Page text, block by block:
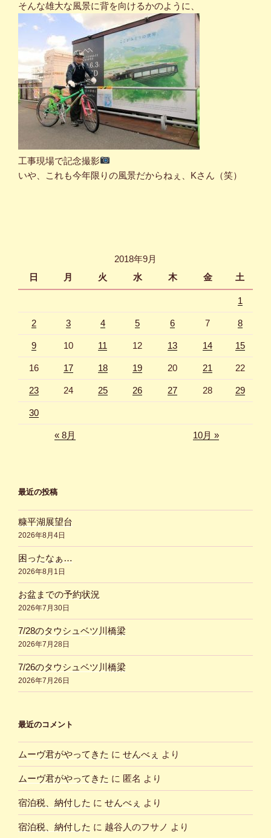
そんな雄大な風景に背を向けるかのように、
工事現場で記念撮影
いや、これも今年限りの風景だからねぇ、Kさん（笑）
2018年9月
日
月 火 水 木 金 土
1
2 3 4 5 6 7 8
9 10 11 12 13 14 15
16 17 18 19 20 21 22
23 24 25 26 27 28 29
30
« 8月 10月 »
最近の投稿
糠平湖展望台
2026年8月4日
困ったなぁ…
2026年8月1日
お盆までの予約状況
2026年7月30日
7/28のタウシュベツ川橋梁
2026年7月28日
7/26のタウシュベツ川橋梁
2026年7月26日
最近のコメント
ムーヴ君がやってきた に せんべぇ より
ムーヴ君がやってきた に 匿名 より
宿泊税、納付した に せんべぇ より
宿泊税、納付した に 越谷人のフサノ より